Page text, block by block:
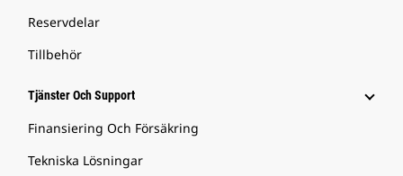
Reservdelar
Tillbehör
Tjänster Och Support
Finansiering Och Försäkring
Tekniska Lösningar